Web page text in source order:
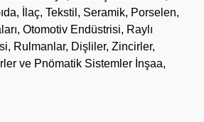
İlaç, Tekstil, Seramik, Porselen,
Otomotiv Endüstrisi, Raylı
Rulmanlar, Dişliler, Zincirler,
ve Pnömatik Sistemler İnşaa,